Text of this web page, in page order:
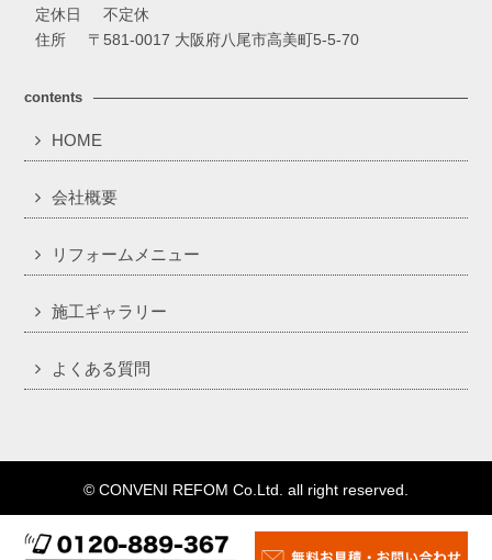
定休日
不定休
住所
〒581-0017 大阪府八尾市高美町5-5-70
contents
HOME
会社概要
リフォームメニュー
施工ギャラリー
よくある質問
© CONVENI REFOM Co.Ltd. all right reserved.